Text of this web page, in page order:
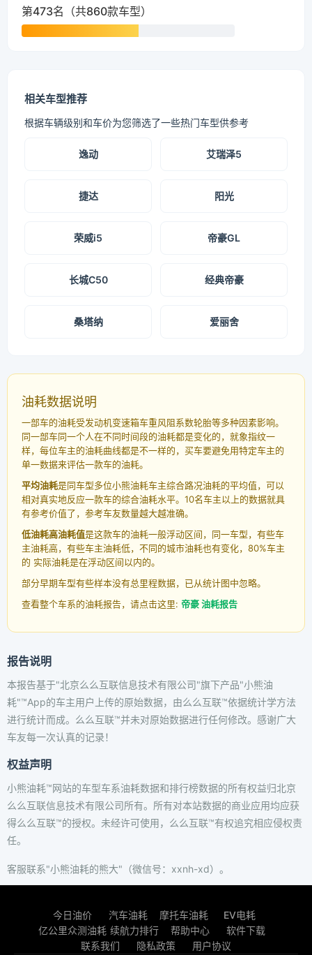
第473名（共860款车型）
相关车型推荐
根据车辆级别和车价为您筛选了一些热门车型供参考
逸动 艾瑞泽5
捷达 阳光
荣威i5 帝豪GL
长城C50 经典帝豪
桑塔纳 爱丽舍
油耗数据说明
一部车的油耗受发动机变速箱车重风阻系数轮胎等多种因素影响。
同一部车同一个人在不同时间段的油耗都是变化的，就象指纹一
样，每位车主的油耗曲线都是不一样的，买车要避免用特定车主的
单一数据来评估一款车的油耗。
平均油耗是同车型多位小熊油耗车主综合路况油耗的平均值，可以
相对真实地反应一款车的综合油耗水平。10名车主以上的数据就具
有参考价值了，参考车友数量越大越准确。
低油耗高油耗值是这款车的油耗一般浮动区间，同一车型，有些车
主油耗高，有些车主油耗低，不同的城市油耗也有变化，80%车主
的 实际油耗是在浮动区间以内的。
部分早期车型有些样本没有总里程数据，已从统计图中忽略。
查看整个车系的油耗报告，请点击这里: 帝豪 油耗报告
报告说明
本报告基于"北京么么互联信息技术有限公司"旗下产品"小熊油
耗"™App的车主用户上传的原始数据，由么么互联™依据统计学方法
进行统计而成。么么互联™并未对原始数据进行任何修改。感谢广大
车友每一次认真的记录！
权益声明
小熊油耗™网站的车型车系油耗数据和排行榜数据的所有权益归北京
么么互联信息技术有限公司所有。所有对本站数据的商业应用均应获
得么么互联™的授权。未经许可使用，么么互联™有权追究相应侵权责
任。
客服联系"小熊油耗的熊大"（微信号：xxnh-xd）。
今日油价 汽车油耗 摩托车油耗
EV电耗
亿公里众测油耗 续航力排行 帮助中心
软件下载
联系我们
隐私政策 用户协议